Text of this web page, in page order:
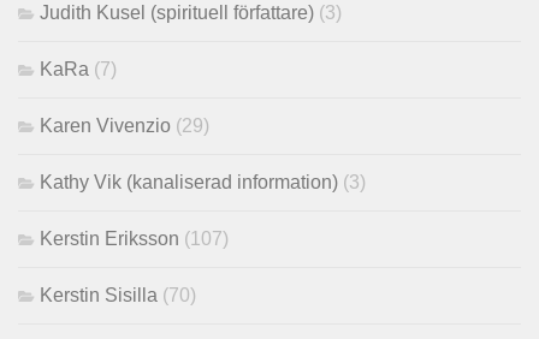
Judith Kusel (spirituell författare) (3)
KaRa (7)
Karen Vivenzio (29)
Kathy Vik (kanaliserad information) (3)
Kerstin Eriksson (107)
Kerstin Sisilla (70)